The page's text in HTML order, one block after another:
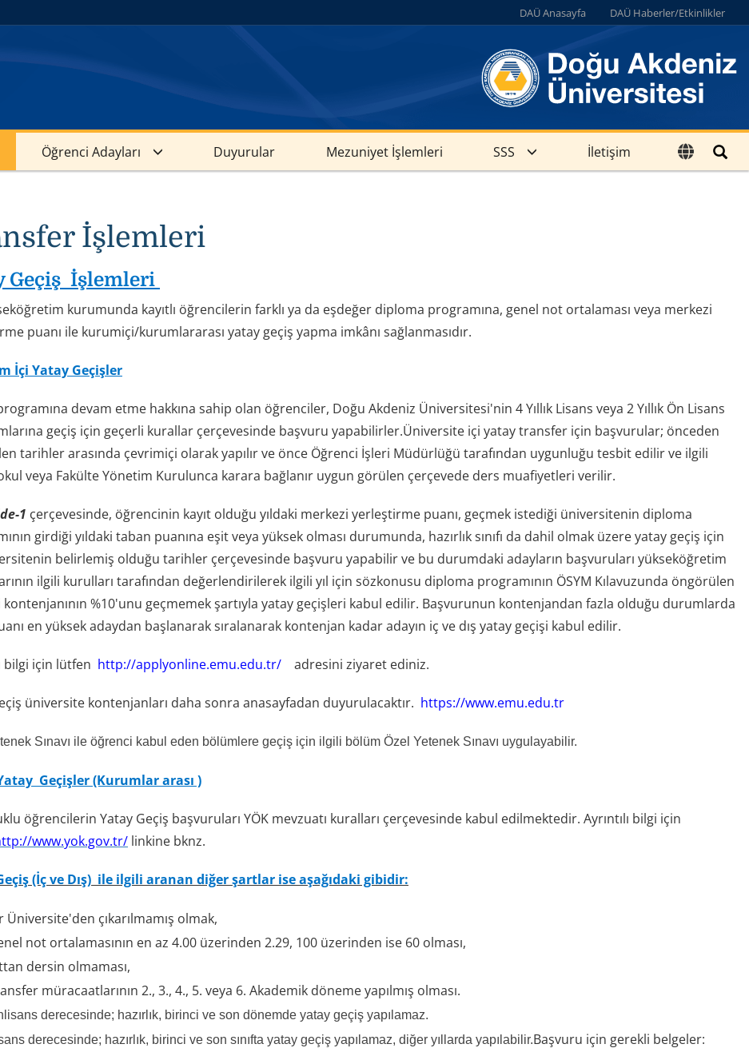
DAÜ Anasayfa DAÜ Haberler/Etkinlikler
Öğrenci Adayları Duyurular Mezuniyet İşlemleri SSS İletişim
İşlemleri
Geçiş İşlemleri
kurumunda kayıtlı öğrencilerin farklı ya da eşdeğer diploma programına, genel not ortalaması veya merkezi
puanı ile kurumiçi/kurumlararası yatay geçiş yapma imkânı sağlanmasıdır.
İçi Yatay Geçişler
devam etme hakkına sahip olan öğrenciler, Doğu Akdeniz Üniversitesi'nin 4 Yıllık Lisans veya 2 Yıllık Ön Lisans
geçiş için geçerli kurallar çerçevesinde başvuru yapabilirler.Üniversite içi yatay transfer için başvurular; önceden
tarihler arasında çevrimiçi olarak yapılır ve önce Öğrenci İşleri Müdürlüğü tarafından uygunluğu tesbit edilir ve ilgili
veya Fakülte Yönetim Kurulunca karara bağlanır uygun görülen çerçevede ders muafiyetleri verilir.
1 çerçevesinde, öğrencinin kayıt olduğu yıldaki merkezi yerleştirme puanı, geçmek istediği üniversitenin diploma
girdiği yıldaki taban puanına eşit veya yüksek olması durumunda, hazırlık sınıfı da dahil olmak üzere yatay geçiş için
belirlemiş olduğu tarihler çerçevesinde başvuru yapabilir ve bu durumdaki adayların başvuruları yükseköğretim
ilgili kurulları tarafından değerlendirilerek ilgili yıl için sözkonusu diploma programının ÖSYM Kılavuzunda öngörülen
%10'unu geçmemek şartıyla yatay geçişleri kabul edilir. Başvurunun kontenjandan fazla olduğu durumlarda
en yüksek adaydan başlanarak sıralanarak kontenjan kadar adayın iç ve dış yatay geçişi kabul edilir.
bilgi için lütfen http://applyonline.emu.edu.tr/ adresini ziyaret ediniz.
üniversite kontenjanları daha sonra anasayfadan duyurulacaktır. https://www.emu.edu.tr
Sınavı ile öğrenci kabul eden bölümlere geçiş için ilgili bölüm Özel Yetenek Sınavı uygulayabilir.
Geçişler (Kurumlar arası )
öğrencilerin Yatay Geçiş başvuruları YÖK mevzuatı kuralları çerçevesinde kabul edilmektedir. Ayrıntılı bilgi için
www.yok.gov.tr/ linkine bknz.
(İç ve Dış) ile ilgili aranan diğer şartlar ise aşağıdaki gibidir:
Üniversite'den çıkarılmamış olmak,
not ortalamasının en az 4.00 üzerinden 2.29, 100 üzerinden ise 60 olması,
dersin olmaması,
müracaatlarının 2., 3., 4., 5. veya 6. Akademik döneme yapılmış olması.
derecesinde; hazırlık, birinci ve son dönemde yatay geçiş yapılamaz.
derecesinde; hazırlık, birinci ve son sınıfta yatay geçiş yapılamaz, diğer yıllarda yapılabilir.Başvuru için gerekli belgeler: